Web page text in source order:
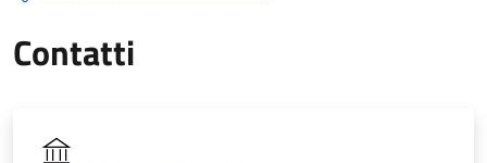
Contatti